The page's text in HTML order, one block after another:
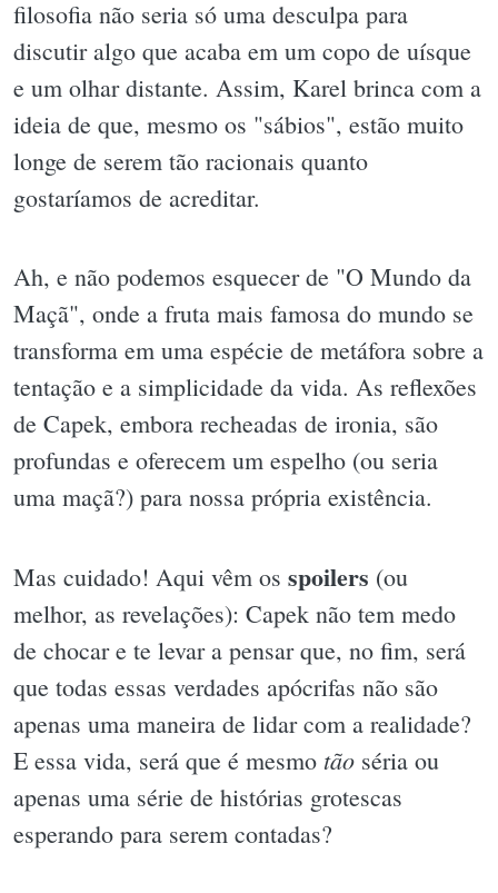
filosofia não seria só uma desculpa para
discutir algo que acaba em um copo de uísque
e um olhar distante. Assim, Karel brinca com a
ideia de que, mesmo os "sábios", estão muito
longe de serem tão racionais quanto
gostaríamos de acreditar.
Ah, e não podemos esquecer de "O Mundo da
Maçã", onde a fruta mais famosa do mundo se
transforma em uma espécie de metáfora sobre a
tentação e a simplicidade da vida. As reflexões
de Capek, embora recheadas de ironia, são
profundas e oferecem um espelho (ou seria
uma maçã?) para nossa própria existência.
Mas cuidado! Aqui vêm os spoilers (ou
melhor, as revelações): Capek não tem medo
de chocar e te levar a pensar que, no fim, será
que todas essas verdades apócrifas não são
apenas uma maneira de lidar com a realidade?
E essa vida, será que é mesmo tão séria ou
apenas uma série de histórias grotescas
esperando para serem contadas?